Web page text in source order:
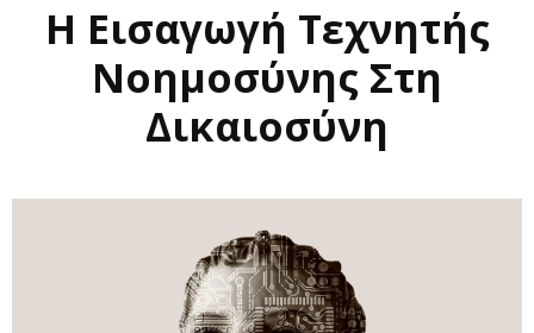
Η Εισαγωγή Τεχνητής
Νοημοσύνης Στη
Δικαιοσύνη